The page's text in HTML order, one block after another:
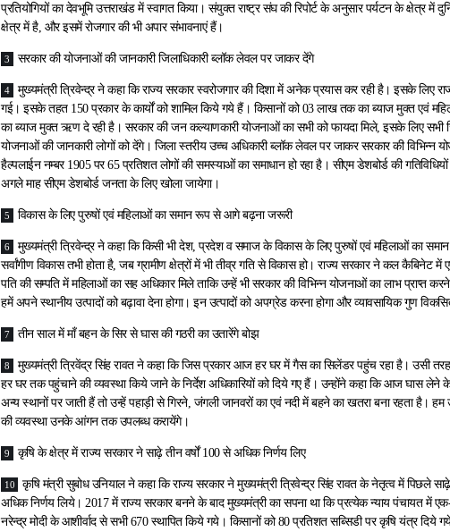
प्रतियोगियों का देवभूमि उत्तराखंड में स्वागत किया। संयुक्त राष्ट्र संघ की रिपोर्ट के अनुसार पर्यटन के क्षेत्र
क्षेत्र में है, और इसमें रोजगार की भी अपार संभावनाएं हैं।
सरकार की योजनाओं की जानकारी जिलाधिकारी ब्लॉक लेवल पर जाकर देंगे
मुख्यमंत्री त्रिवेन्द्र ने कहा कि राज्य सरकार स्वरोजगार की दिशा में अनेक प्रयास कर रही है। इसके लिए
गई। इसके तहत 150 प्रकार के कार्यों को शामिल किये गये हैं। किसानों को 03 लाख तक का ब्याज मुक्त एवं
का ब्याज मुक्त ऋण दे रही है। सरकार की जन कल्याणकारी योजनाओं का सभी को फायदा मिले, इसके लिए सभी
योजनाओं की जानकारी लोगों को देंगे। जिला स्तरीय उच्च अधिकारी ब्लॉक लेवल पर जाकर सरकार की विभिन्न
हैल्पलाईन नम्बर 1905 पर 65 प्रतिशत लोगों की समस्याओं का समाधान हो रहा है। सीएम डेशबोर्ड की
अगले माह सीएम डेशबोर्ड जनता के लिए खोला जायेगा।
विकास के लिए पुरुषों एवं महिलाओं का समान रूप से आगे बढ़ना जरूरी
मुख्यमंत्री त्रिवेन्द्र ने कहा कि किसी भी देश, प्रदेश व समाज के विकास के लिए पुरुषों एवं महिलाओं का
सर्वांगीण विकास तभी होता है, जब ग्रामीण क्षेत्रों में भी तीव्र गति से विकास हो। राज्य सरकार ने कल कैबिनेट में
पति की सम्पति में महिलाओं का सह अधिकार मिले ताकि उन्हें भी सरकार की विभिन्न योजनाओं का लाभ प्राप्त
हमें अपने स्थानीय उत्पादों को बढ़ावा देना होगा। इन उत्पादों को अपग्रेड करना होगा और व्यावसायिक गुण
तीन साल में माँ बहन के सिर से घास की गठरी का उतारेंगे बोझ
मुख्यमंत्री त्रिवेंद्र सिंह रावत ने कहा कि जिस प्रकार आज हर घर में गैस का सिलेंडर पहुंच रहा है। उसी तरह
हर घर तक पहुंचाने की व्यवस्था किये जाने के निर्देश अधिकारियों को दिये गए हैं। उन्होंने कहा कि आज घास लेने
अन्य स्थानों पर जाती हैं तो उन्हें पहाड़ी से गिरने, जंगली जानवरों का एवं नदी में बहने का खतरा बना रहता है।
की व्यवस्था उनके आंगन तक उपलब्ध करायेंगे।
कृषि के क्षेत्र में राज्य सरकार ने साढ़े तीन वर्षों 100 से अधिक निर्णय लिए
कृषि मंत्री सुबोध उनियाल ने कहा कि राज्य सरकार ने मुख्यमंत्री त्रिवेन्द्र सिंह रावत के नेतृत्व में पिछले
अधिक निर्णय लिये। 2017 में राज्य सरकार बनने के बाद मुख्यमंत्री का सपना था कि प्रत्येक न्याय पंचायत में एक-
नरेन्द्र मोदी के आशीर्वाद से सभी 670 स्थापित किये गये। किसानों को 80 प्रतिशत सब्सिडी पर कृषि यंत्र दिये